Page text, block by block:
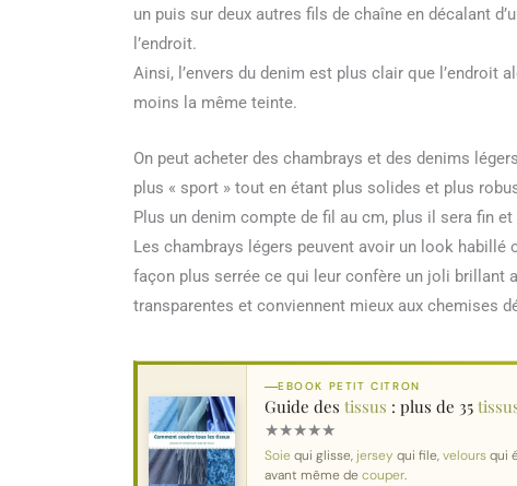
un puis sur deux autres fils de chaîne en décalant
l’endroit.
Ainsi, l’envers du denim est plus clair que l’endroit
moins la même teinte.
On peut acheter des chambrays et des denims
plus « sport » tout en étant plus solides et plus
Plus un denim compte de fil au cm, plus il sera fin
Les chambrays légers peuvent avoir un look
façon plus serrée ce qui leur confère un joli brillant
transparentes et conviennent mieux aux chemises
EBOOK PETIT CITRON
Guide des tissus : plus de 35
★★★★★
Soiequi glisse, jersey qui file,veloursqui
avant même decouper.